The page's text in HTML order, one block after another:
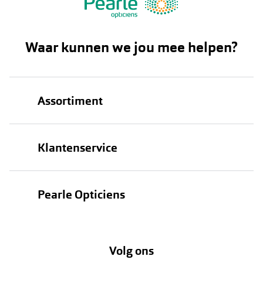
Waar kunnen we jou mee helpen?
Assortiment
Klantenservice
Verzending
Hier de overeenkomst ontbinden
Pearle Opticiens
Volg ons